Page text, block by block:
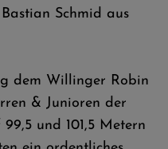
Schmid aus
dem Willinger Robin
& Junioren der
und 101,5 Metern